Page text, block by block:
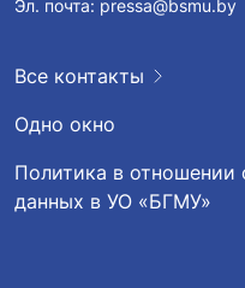
Эл. почта: pressa@bsmu.by
Все контакты
Одно окно
Политика в отношении
данных в УО «БГМУ»